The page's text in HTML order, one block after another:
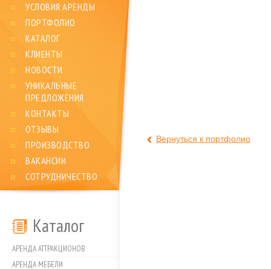
УСЛОВИЯ АРЕНДЫ
ПОРТФОЛИО
КАТАЛОГ
КЛИЕНТЫ
НОВОСТИ
УНИКАЛЬНЫЕ
ПРЕДЛОЖЕНИЯ
КОНТАКТЫ
ОТЗЫВЫ
ПРОИЗВОДСТВО
ВАКАНСИИ
СОТРУДНИЧЕСТВО
Каталог
АРЕНДА АТТРАКЦИОНОВ
АРЕНДА МЕБЕЛИ
Вернуться к портфолио